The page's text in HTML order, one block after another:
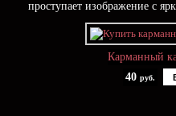
проступает изображение с
Карманный
40 руб.